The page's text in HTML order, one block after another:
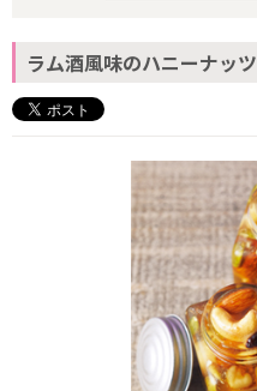
ラム酒風味のハニーナッツ